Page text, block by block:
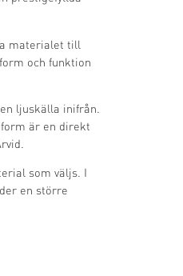
materialet till
och funktion
ljuskälla inifrån.
är en direkt
som väljs. I
en större